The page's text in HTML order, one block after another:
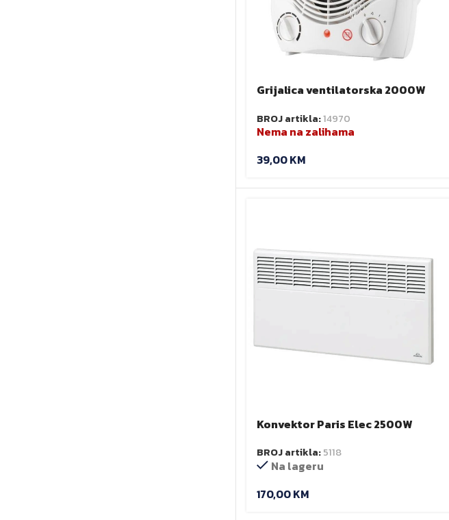
Grijalica ventilatorska 2000W
BROJ artikla:14970
Nema na zalihama
39,00KM
Konvektor Paris Elec 2500W
BROJ artikla:5118
Na lageru
170,00KM